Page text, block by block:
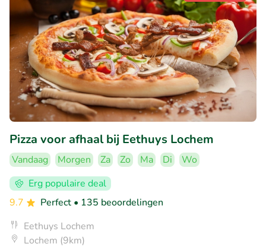
Pizza voor afhaal bij Eethuys Lochem
Vandaag Morgen Za Zo Ma Di
Wo
Erg populaire deal
9.7
Perfect • 135 beoordelingen
Eethuys Lochem
Lochem (9km)